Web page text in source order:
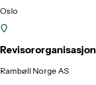
Oslo
Revisororganisasjon
Rambøll Norge AS